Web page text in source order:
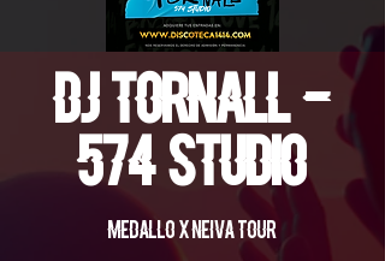
DJ Tornall -
574 Studio
Medallo X Neiva Tour